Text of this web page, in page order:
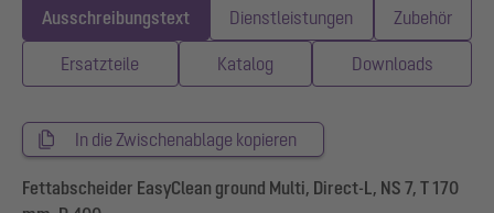
Ausschreibungstext Dienstleistungen Zubehör
Ersatzteile Katalog Downloads
In die Zwischenablage kopieren
Fettabscheider EasyClean ground Multi, Direct-L, NS 7, T 170